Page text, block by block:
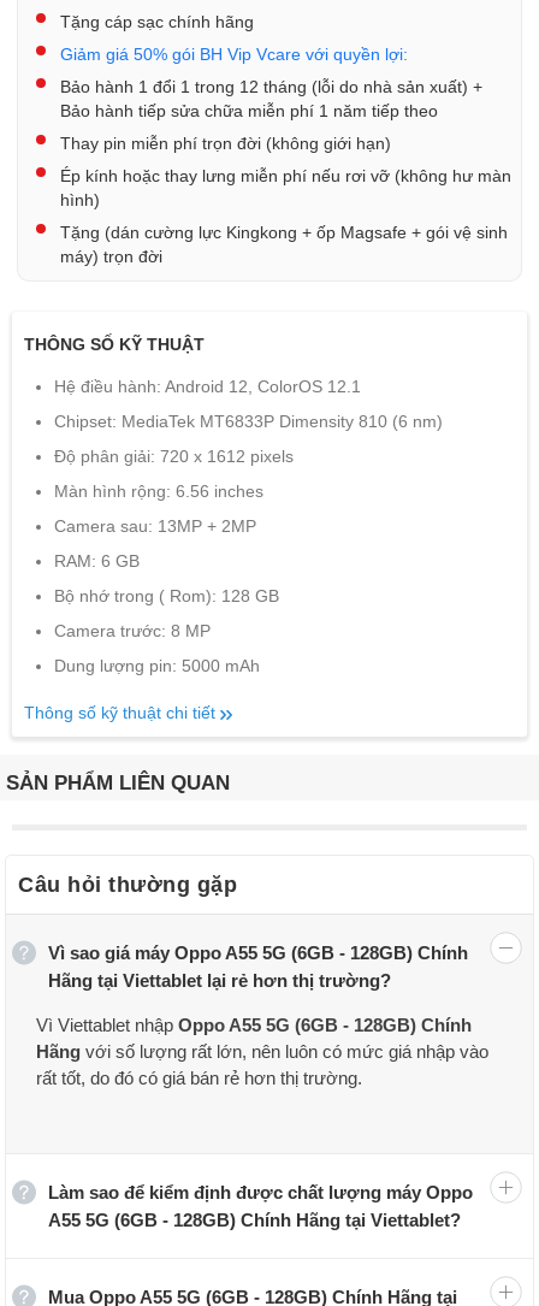
Tặng cáp sạc chính hãng
Giảm giá 50% gói BH Vip Vcare với quyền lợi:
Bảo hành 1 đổi 1 trong 12 tháng (lỗi do nhà sản xuất) +
Bảo hành tiếp sửa chữa miễn phí 1 năm tiếp theo
Thay pin miễn phí trọn đời (không giới hạn)
Ép kính hoặc thay lưng miễn phí nếu rơi vỡ (không hư màn
hình)
Tặng (dán cường lực Kingkong + ốp Magsafe + gói vệ sinh
máy) trọn đời
THÔNG SỐ KỸ THUẬT
Hệ điều hành: Android 12, ColorOS 12.1
Chipset: MediaTek MT6833P Dimensity 810 (6 nm)
Độ phân giải: 720 x 1612 pixels
Màn hình rộng: 6.56 inches
Camera sau: 13MP + 2MP
RAM: 6 GB
Bộ nhớ trong ( Rom): 128 GB
Camera trước: 8 MP
Dung lượng pin: 5000 mAh
Thông số kỹ thuật chi tiết
SẢN PHẨM LIÊN QUAN
Câu hỏi thường gặp
Vì sao giá máy Oppo A55 5G (6GB - 128GB) Chính
Hãng tại Viettablet lại rẻ hơn thị trường?
Vì Viettablet nhậpOppo A55 5G (6GB - 128GB) Chính
Hãng với số lượng rất lớn, nên luôn có mức giá nhập vào
rất tốt, do đó có giá bán rẻ hơn thị trường.
Làm sao để kiểm định được chất lượng máy Oppo
A55 5G (6GB - 128GB) Chính Hãng tại Viettablet?
Mua Oppo A55 5G (6GB - 128GB) Chính Hãng tại